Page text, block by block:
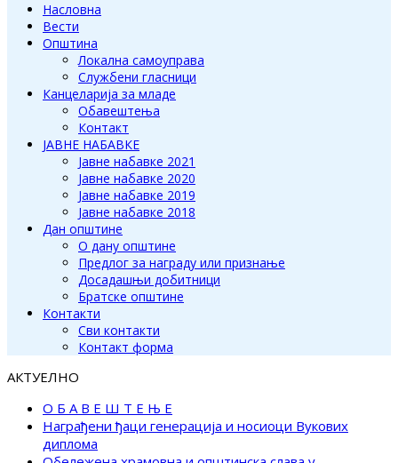
Насловна
Вести
Општина
Локална самоуправа
Службени гласници
Канцеларија за младе
Обавештења
Контакт
ЈАВНЕ НАБАВКЕ
Јавне набавке 2021
Јавне набавке 2020
Јавне набавке 2019
Јавне набавке 2018
Дан општине
О дану општине
Предлог за награду или признање
Досадашњи добитници
Братске општине
Контакти
Сви контакти
Контакт форма
АКТУЕЛНО
О Б А В Е Ш Т Е Њ Е
Награђени ђаци генерација и носиоци Вукових
диплома